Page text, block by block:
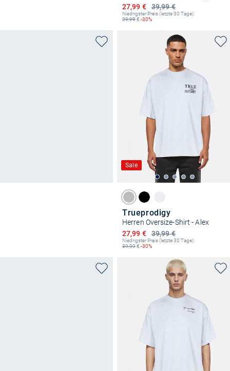
39,99 €
Ermäßigter Preis
27,99 €
Niedrigster Preis (letzte 30 Tage):
39,99€ -30%
Sale
Trueprodigy
Herren Oversize-Shirt - Alex
39,99 €
Ermäßigter Preis
27,99 €
Niedrigster Preis (letzte 30 Tage):
39,99€ -30%